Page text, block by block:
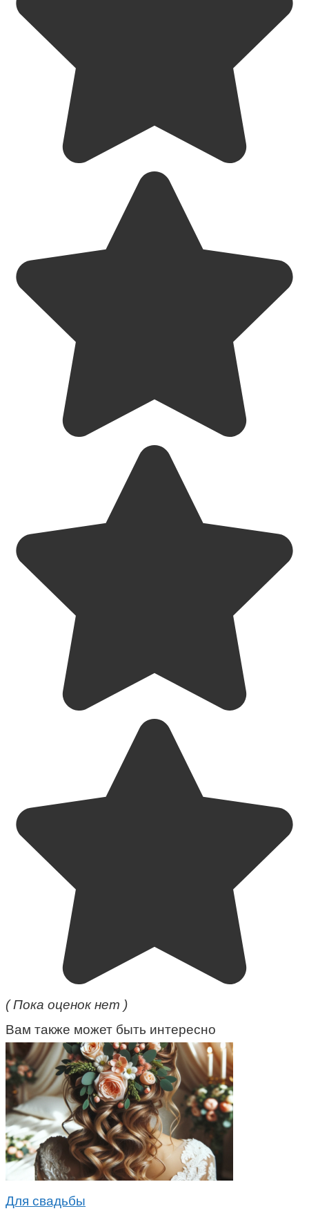
( Пока оценок нет )
Вам также может быть интересно
Для свадьбы